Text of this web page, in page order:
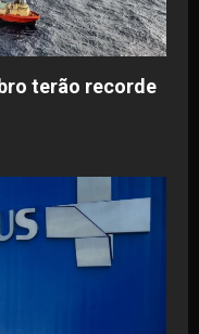
terão recorde